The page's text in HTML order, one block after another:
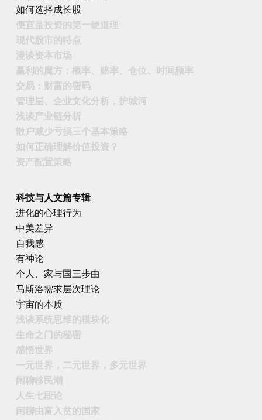
如何选择成长股
便宜是投资的第一硬道理
现代股市的特点
漫谈资本市场
赢利的魔方：概率、赔率、仓位、时间频率
交易：财富的密码
管理层、企业文化分析，护城河
浅谈产业链分析
散户减少亏损三个基本策略
如何正确理解价值投资？
资产配置策略
科技与人文篇专辑
进化的心理行为
中美差异
自我感
有神论
个人、家与国三步曲
马斯洛需求层次理论
宇宙的本质
浅谈系统思维的模块化
生命之门的秘密
感悟世界
一元世界，二元世界，多元世界
闲聊移民潮
人生七段论
闲聊由富入贫的国家